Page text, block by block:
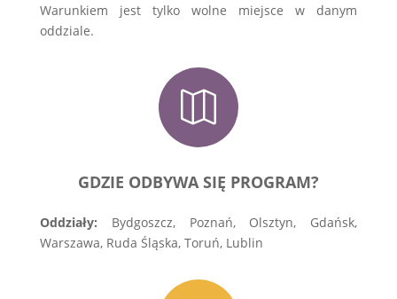
Warunkiem jest tylko wolne miejsce w danym
oddziale.

GDZIE ODBYWA SIĘ PROGRAM?
Oddziały: Bydgoszcz, Poznań, Olsztyn, Gdańsk,
Warszawa, Ruda Śląska, Toruń, Lublin